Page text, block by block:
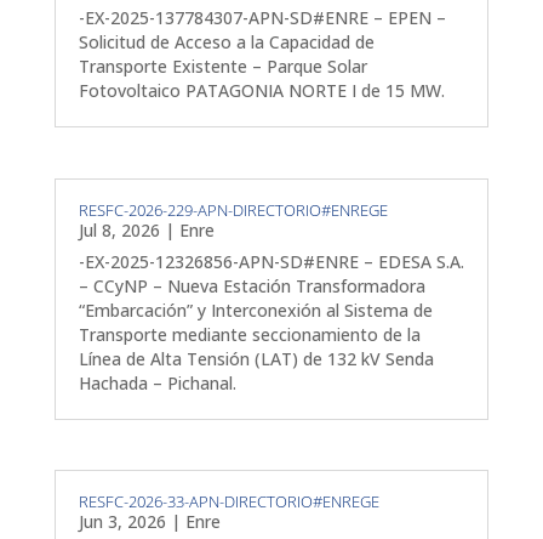
-EX-2025-137784307-APN-SD#ENRE – EPEN –
Solicitud de Acceso a la Capacidad de
Transporte Existente – Parque Solar
Fotovoltaico PATAGONIA NORTE I de 15 MW.
RESFC-2026-229-APN-DIRECTORIO#ENREGE
Jul 8, 2026 | Enre
-EX-2025-12326856-APN-SD#ENRE – EDESA S.A.
– CCyNP – Nueva Estación Transformadora
“Embarcación” y Interconexión al Sistema de
Transporte mediante seccionamiento de la
Línea de Alta Tensión (LAT) de 132 kV Senda
Hachada – Pichanal.
RESFC-2026-33-APN-DIRECTORIO#ENREGE
Jun 3, 2026 | Enre